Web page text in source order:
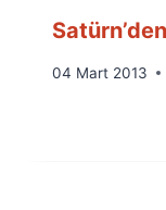
By
04 Mart 2013